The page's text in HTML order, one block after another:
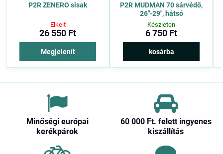
P2R ZENERO sisak
Elkelt
26 550 Ft
Megjelenít
P2R MUDMAN 70 sárvédő,
26″-29″, hátsó
Készleten
6 750 Ft
kosárba
Minőségi európai
kerékpárok
60 000 Ft​. felett ingyenes
kiszállítás